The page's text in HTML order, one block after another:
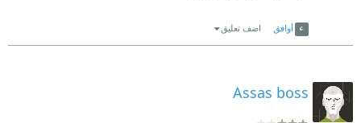
أوافق اضف تعليق
Assas boss